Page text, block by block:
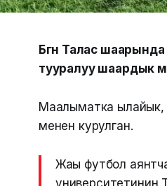
Бүгүн Талас
тууралуу шаардык
Маалыматка ылайык,
менен курулган.
Жаңы футбол
университетинин